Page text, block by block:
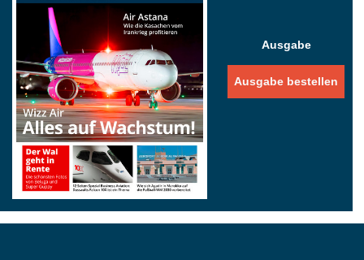
Ausgabe
Ausgabe bestellen